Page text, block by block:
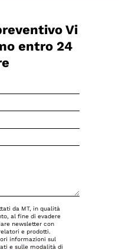
Vi
entro 24
da MT, in qualità
al fine di evadere
newsletter con
e prodotti.
informazioni sul
e sulle modalità di